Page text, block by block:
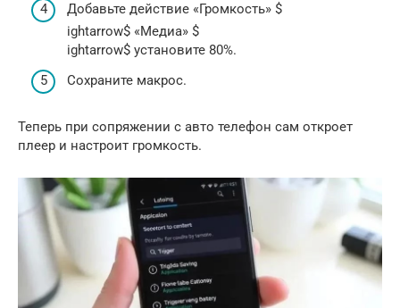
Добавьте действие «Громкость» $
ightarrow$ «Медиа» $
ightarrow$ установите 80%.
Сохраните макрос.
Теперь при сопряжении с авто телефон сам откроет
плеер и настроит громкость.